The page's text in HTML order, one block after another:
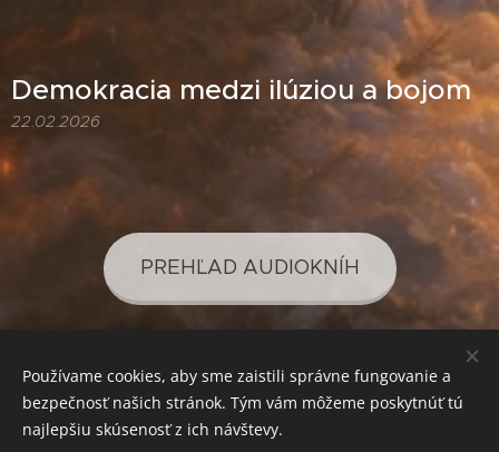
Demokracia medzi ilúziou a bojom
22.02.2026
PREHĽAD AUDIOKNÍH
PREHĽAD PODCASTOV
Používame cookies, aby sme zaistili správne fungovanie a
bezpečnosť našich stránok. Tým vám môžeme poskytnúť tú
najlepšiu skúsenosť z ich návštevy.